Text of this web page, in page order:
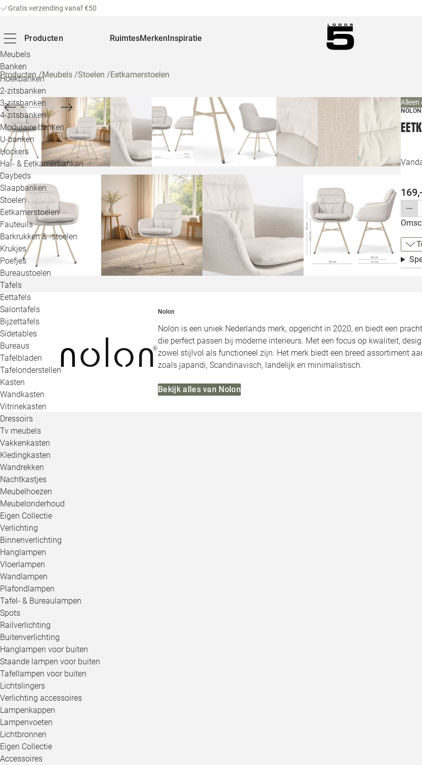
Gratis verzending vanaf €50
Producten
Meubels
Banken
Hoekbanken
2-zitsbanken
3-zitsbanken
4-zitsbanken
Modulaire banken
U-banken
Hockers
Hal- & Eetkamerbanken
Daybeds
Slaapbanken
Stoelen
Eetkamerstoelen
Fauteuils
Barkrukken & -stoelen
Krukjes
Poefjes
Bureaustoelen
Tafels
Eettafels
Salontafels
Bijzettafels
Sidetables
Bureaus
Tafelbladen
Tafelonderstellen
Kasten
Wandkasten
Vitrinekasten
Dressoirs
Tv meubels
Vakkenkasten
Kledingkasten
Wandrekken
Nachtkastjes
Meubelhoezen
Meubelonderhoud
Eigen Collectie
Verlichting
Binnenverlichting
Hanglampen
Vloerlampen
Wandlampen
Plafondlampen
Tafel- & Bureaulampen
Spots
Railverlichting
Buitenverlichting
Hanglampen voor buiten
Staande lampen voor buiten
Tafellampen voor buiten
Lichtslingers
Verlichting accessoires
Lampenkappen
Lampenvoeten
Lichtbronnen
Eigen Collectie
Accessoires
RuimtesMerkenInspiratie
Producten/Meubels /Stoelen /Eetkamerstoelen
Alleen
NOLON
169,-
Nolon
Nolon is een uniek Nederlands merk, opgericht in 2020, en biedt een
die perfect passen bij moderne interieurs. Met een focus op kwaliteit,
zowel stijlvol als functioneel zijn. Het merk biedt een breed assortiment
zoals japandi, Scandinavisch, landelijk en minimalistisch.
Bekijk alles van Nolon